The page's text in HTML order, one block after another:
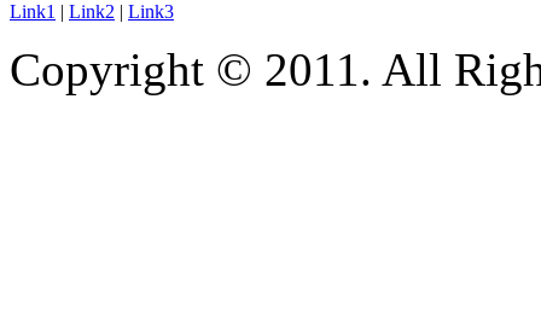
Link1 | Link2 | Link3
Copyright © 2011. All